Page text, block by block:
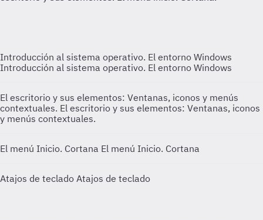
Introducción al sistema operativo. El entorno Windows
Introducción al sistema operativo. El entorno Windows
El escritorio y sus elementos: Ventanas, iconos y menús
contextuales. El escritorio y sus elementos: Ventanas, iconos
y menús contextuales.
El menú Inicio. Cortana El menú Inicio. Cortana
Atajos de teclado Atajos de teclado